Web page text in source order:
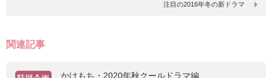
注目の2016年冬の新ドラマ
関連記事
かけもち・2020年秋クールドラマ編